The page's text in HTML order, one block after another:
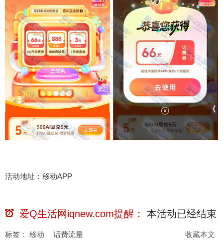
活动地址：移动APP
爱Q生活网iqnew.com提醒： 本活动已经结束
收藏本文
标签： 移动 话费流量